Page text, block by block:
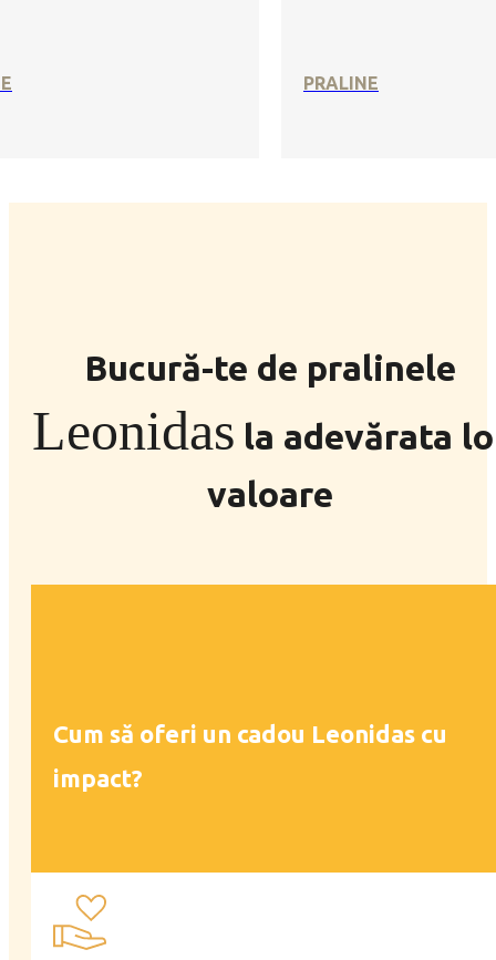
PRALINE
Bucură-te de pralinele
Leonidas la adevărata
valoare
Cum să oferi un cadou Leonidas cu
impact?